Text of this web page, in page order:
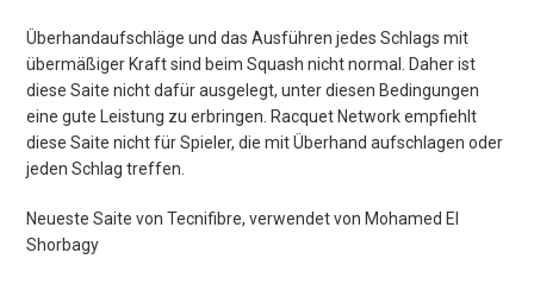
Überhandaufschläge und das Ausführen jedes Schlags mit
übermäßiger Kraft sind beim Squash nicht normal. Daher ist
diese Saite nicht dafür ausgelegt, unter diesen Bedingungen
eine gute Leistung zu erbringen. Racquet Network empfiehlt
diese Saite nicht für Spieler, die mit Überhand aufschlagen oder
jeden Schlag treffen.
Neueste Saite von Tecnifibre, verwendet von Mohamed El
Shorbagy